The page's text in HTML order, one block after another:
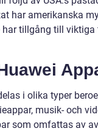
har amerikanska
tillgång till viktiga
i olika typer
musik- och
som omfattas av